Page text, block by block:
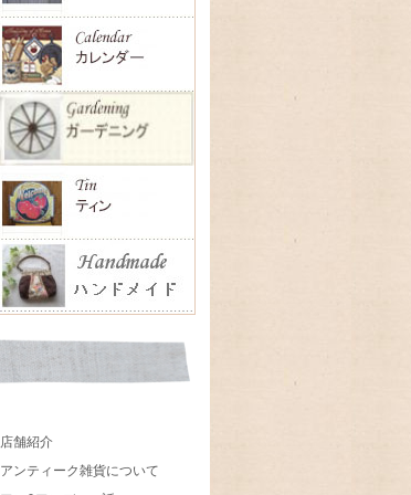
店舗紹介
アンティーク雑貨について